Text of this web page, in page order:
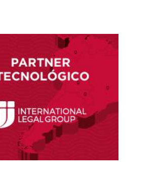
a la madre trabajadora
arbitrario
el TUO de la Ley del Sistema